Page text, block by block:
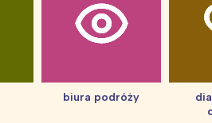
biura podróży